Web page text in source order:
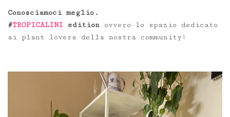
Conosciamoci meglio.
#TROPICALINI edition ovvero lo spazio dedicato
ai plant lovers della nostra community!